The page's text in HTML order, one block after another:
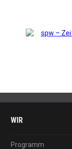
WIR
Programm